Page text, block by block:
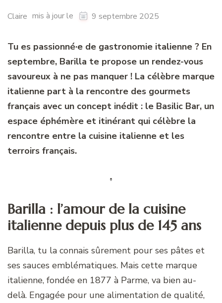
Claire mis à jour le 9 septembre 2025
Tu es passionné·e de gastronomie italienne ? En
septembre, Barilla te propose un rendez-vous
savoureux à ne pas manquer ! La célèbre marque
italienne part à la rencontre des gourmets
français avec un concept inédit : le Basilic Bar, un
espace éphémère et itinérant qui célèbre la
rencontre entre la cuisine italienne et les
terroirs français.
Barilla : l’amour de la cuisine
italienne depuis plus de 145 ans
Barilla, tu la connais sûrement pour ses pâtes et
ses sauces emblématiques. Mais cette marque
italienne, fondée en 1877 à Parme, va bien au-
delà. Engagée pour une alimentation de qualité,